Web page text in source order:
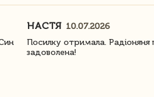
НАСТЯ 10.07.2026
Посилку отримала.
задоволена!